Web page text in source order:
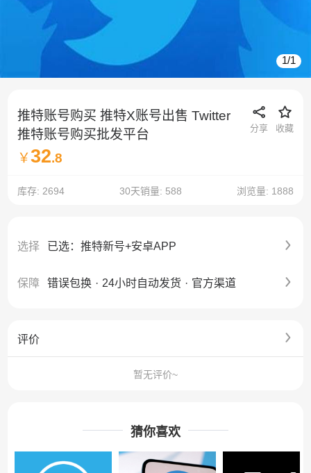
1/1
推特账号购买 推特X账号出售 Twitter
推特账号购买批发平台
分享 收藏
￥32.8
库存: 2694 30天销量: 588 浏览量: 1888
选择 已选：推特新号+安卓APP
保障 错误包换 · 24小时自动发货 · 官方渠道
评价
暂无评价~
猜你喜欢